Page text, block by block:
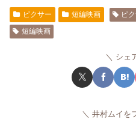
ピクサー 短編映画 ピ
短編映画
シェ
井村ムイを